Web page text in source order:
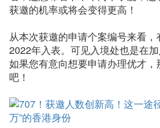
获邀的机率或将会变得更高！
从本次获邀的申请个案编号来看
2022年入表。可见入境处也是在
如果您有意向想要申请办理优才
吧！